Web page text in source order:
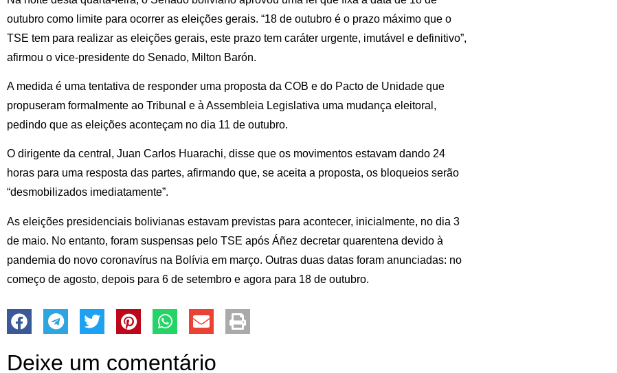
outubro como limite para ocorrer as eleições gerais. “18 de outubro é o prazo máximo que o
TSE tem para realizar as eleições gerais, este prazo tem caráter urgente, imutável e definitivo”,
afirmou o vice-presidente do Senado, Milton Barón.
A medida é uma tentativa de responder uma proposta da COB e do Pacto de Unidade que
propuseram formalmente ao Tribunal e à Assembleia Legislativa uma mudança eleitoral,
pedindo que as eleições aconteçam no dia 11 de outubro.
O dirigente da central, Juan Carlos Huarachi, disse que os movimentos estavam dando 24
horas para uma resposta das partes, afirmando que, se aceita a proposta, os bloqueios serão
“desmobilizados imediatamente”.
As eleições presidenciais bolivianas estavam previstas para acontecer, inicialmente, no dia 3
de maio. No entanto, foram suspensas pelo TSE após Áñez decretar quarentena devido à
pandemia do novo coronavírus na Bolívia em março. Outras duas datas foram anunciadas: no
começo de agosto, depois para 6 de setembro e agora para 18 de outubro.
Deixe um comentário